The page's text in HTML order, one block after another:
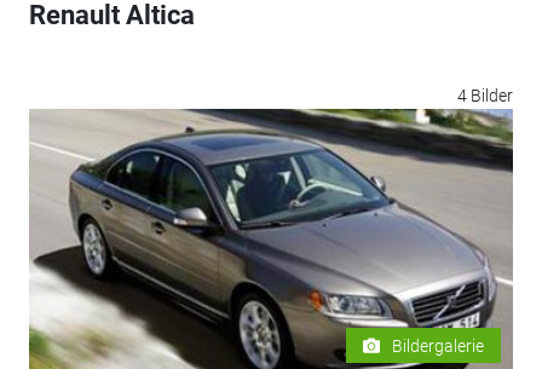
Renault Altica
4 Bilder
Bildergalerie